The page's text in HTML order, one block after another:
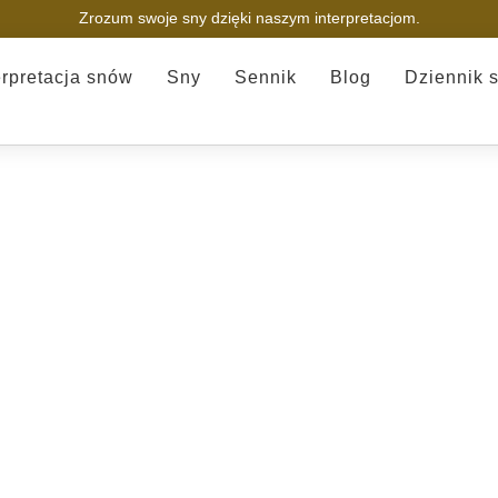
Zrozum swoje sny dzięki naszym interpretacjom.
snów Sny Sennik Blog Dziennik